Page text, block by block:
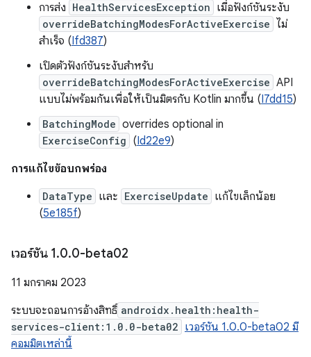
การส่ง HealthServicesException เมื่อฟังก์ชันระงับ
overrideBatchingModesForActiveExercise ไม่
สำเร็จ (Ifd387)
เปิดตัวฟังก์ชันระงับสำหรับ
overrideBatchingModesForActiveExercise API
แบบไม่พร้อมกันเพื่อให้เป็นมิตรกับ Kotlin มากขึ้น (I7dd15)
BatchingMode overrides optional in
ExerciseConfig (Id22e9)
การแก้ไขข้อบกพร่อง
DataType และ ExerciseUpdate แก้ไขเล็กน้อย
(5e185f)
เวอร์ชัน 1.0.0-beta02
11 มกราคม 2023
ระบบจะถอนการอ้างสิทธิ์ androidx.health:health-
services-client:1.0.0-beta02 เวอร์ชัน 1.0.0-beta02 มี
คอมมิตเหล่านี้